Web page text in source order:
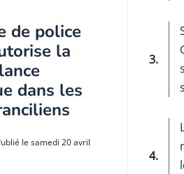
de police
la
dans les
le samedi 20 avril
3.
4.